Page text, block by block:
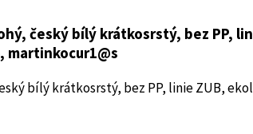
český bílý krátkosrstý, bez PP,
martinkocur1@s
bílý krátkosrstý, bez PP, linie ZUB,